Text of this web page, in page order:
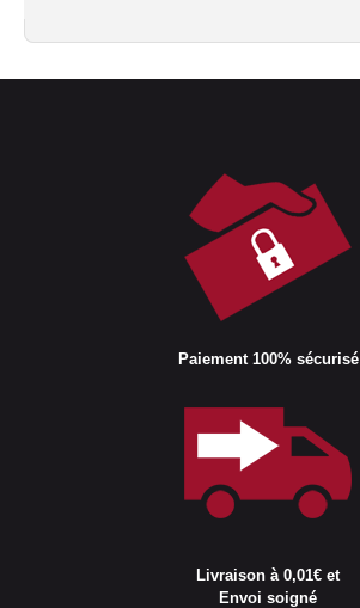
Paiement 100% sécurisé
Livraison à 0,01€ et
Envoi soigné